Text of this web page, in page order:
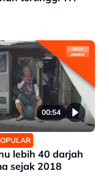
00:54
lebih 40 darjah
sejak 2018